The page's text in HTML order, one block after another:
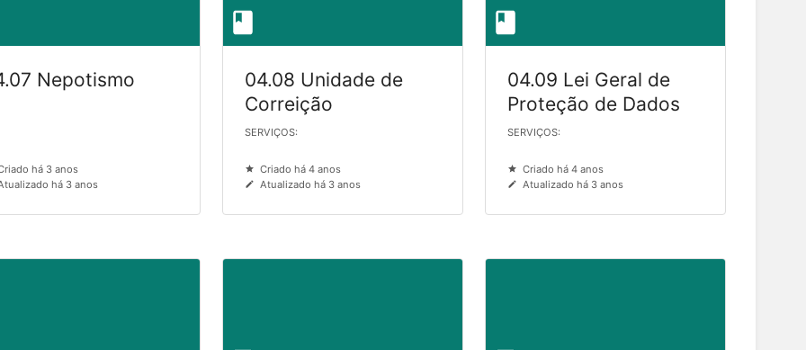
Nepotismo
há 3 anos
há 3 anos
04.08 Unidade de
Correição
SERVIÇOS:
Criado há 4 anos
Atualizado há 3 anos
04.09 Lei Geral de
Proteção de Dados
SERVIÇOS:
Criado há 4 anos
Atualizado há 3 anos